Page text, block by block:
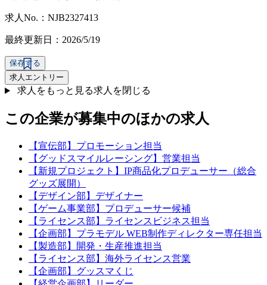
求人No.：NJB2327413
最終更新日：2026/5/19
保存する
求人エントリー
求人をもっと見る求人を閉じる
この企業が募集中のほかの求人
【宣伝部】プロモーション担当
【グッドスマイルレーシング】営業担当
【新規プロジェクト】IP商品化プロデューサー（総合
グッズ展開）
【デザイン部】デザイナー
【ゲーム事業部】プロデューサー候補
【ライセンス部】ライセンスビジネス担当
【企画部】プラモデル WEB制作ディレクター専任担当
【製造部】開発・生産推進担当
【ライセンス部】海外ライセンス営業
【企画部】グッスマくじ